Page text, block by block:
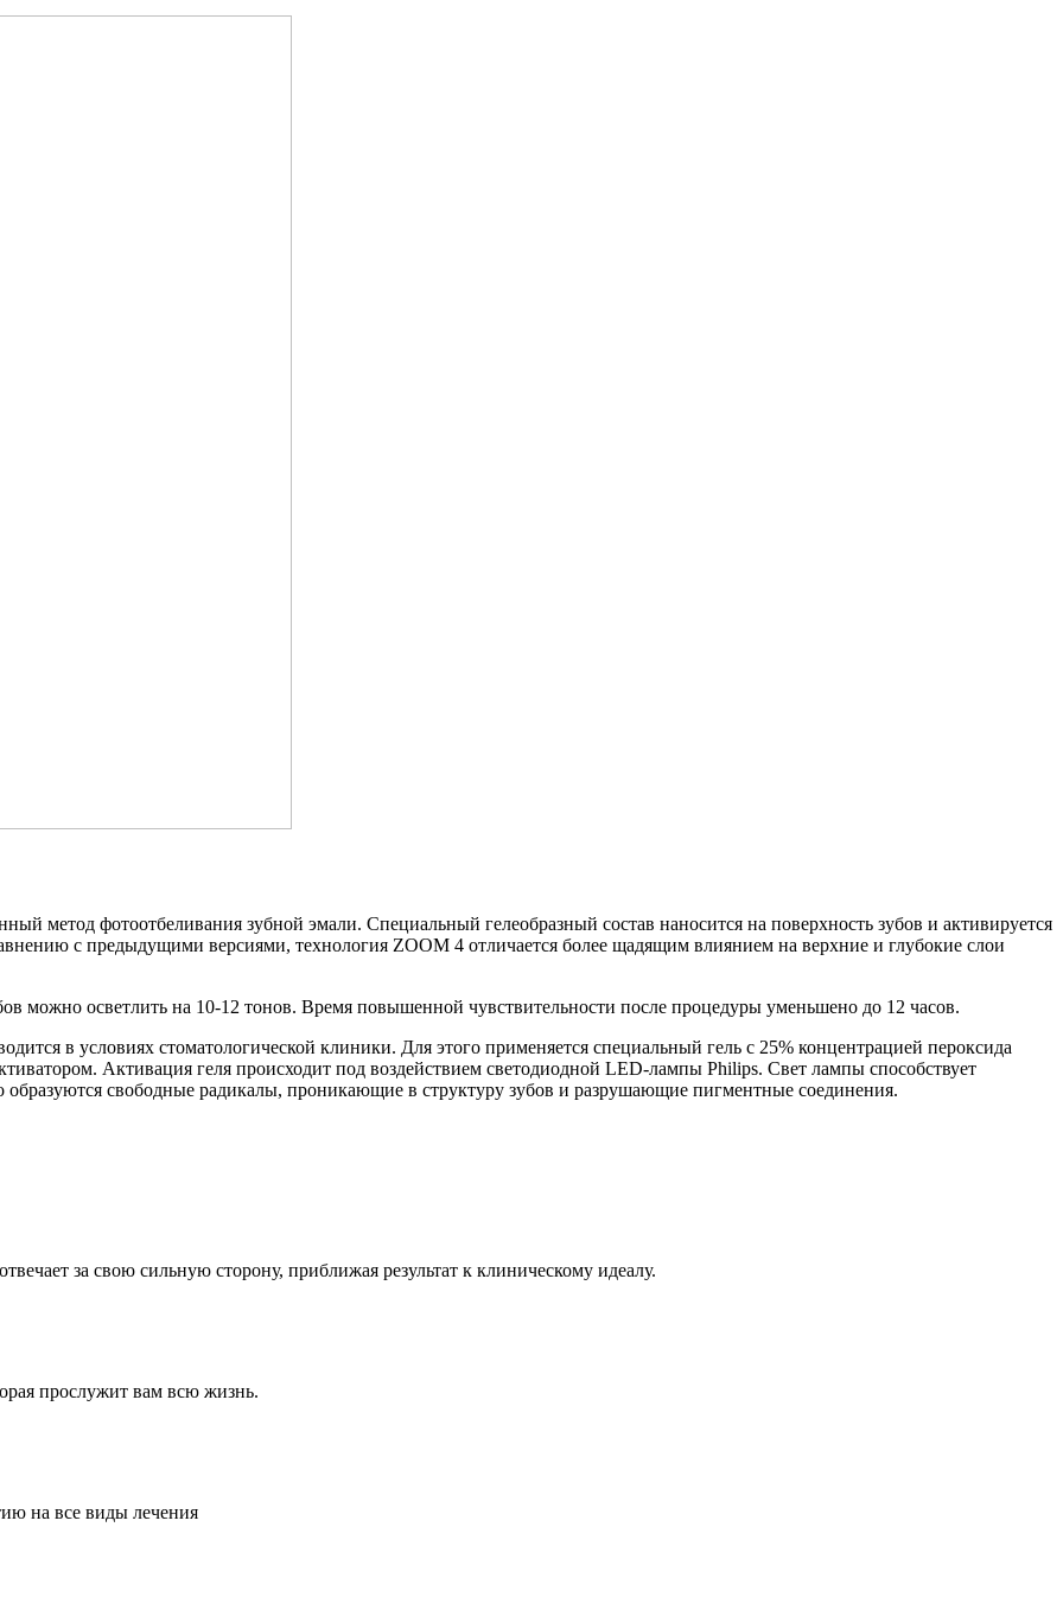
метод фотоотбеливания зубной эмали. Специальный гелеобразный состав наносится на поверхность зубов и активируется
с предыдущими версиями, технология ZOOM 4 отличается более щадящим влиянием на верхние и глубокие слои
можно осветлить на 10-12 тонов. Время повышенной чувствительности после процедуры уменьшено до 12 часов.
в условиях стоматологической клиники. Для этого применяется специальный гель с 25% концентрацией пероксида
Активация геля происходит под воздействием светодиодной LED-лампы Philips. Свет лампы способствует
образуются свободные радикалы, проникающие в структуру зубов и разрушающие пигментные соединения.
за свою сильную сторону, приближая результат к клиническому идеалу.
прослужит вам всю жизнь.
на все виды лечения